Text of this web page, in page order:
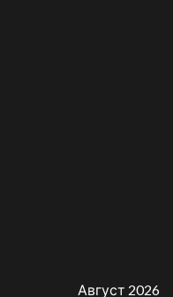
Август 2026